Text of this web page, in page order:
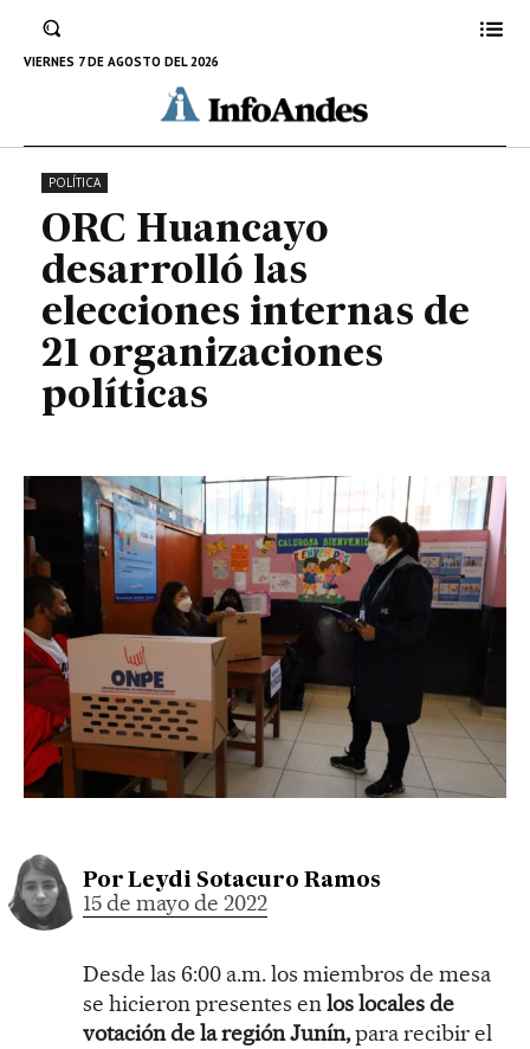
VIERNES 7 DE AGOSTO DEL 2026
organizaciones políticas
15 DE MAYO DE 2022
POLÍTICA
ORC Huancayo
desarrolló las
elecciones internas de
21 organizaciones
políticas
Por Leydi Sotacuro Ramos
15 de mayo de 2022
Desde las 6:00 a.m. los miembros de mesa
se hicieron presentes enlos locales de
votación de la región Junín,para recibir el